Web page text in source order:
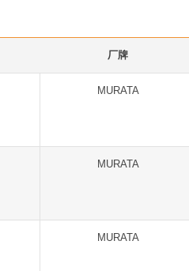
厂牌
MURATA
MURATA
MURATA